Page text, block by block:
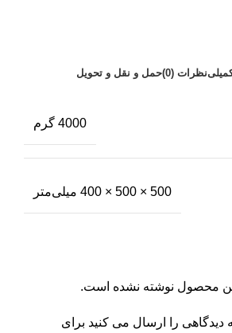
نظرات (0) حمل و نقل و تحویل
4000 گرم
500 × 500 × 400 میلی‌متر
محصول نوشته نشده است.
دیدگاهی را ارسال می کنید برای